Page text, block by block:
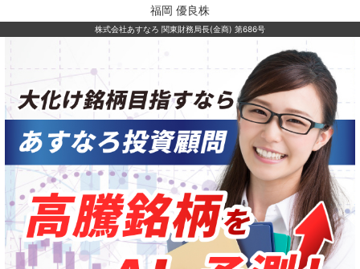
福岡 優良株